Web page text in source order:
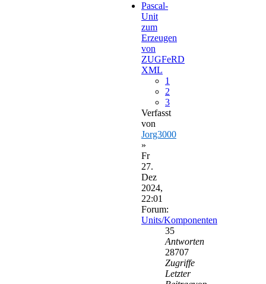
Pascal-
Unit
zum
Erzeugen
von
ZUGFeRD
XML
1
2
3
Verfasst
von
Jorg3000
»
Fr
27.
Dez
2024,
22:01
Forum:
Units/Komponenten
35
Antworten
28707
Zugriffe
Letzter